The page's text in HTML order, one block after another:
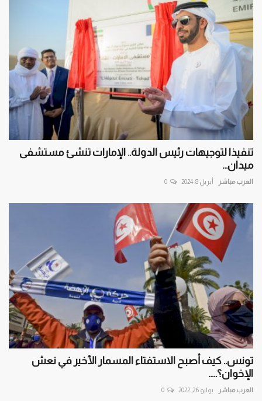
تنفيذا لتوجيهات رئيس الدولة.. الإمارات تنشئ مستشفى
ميدان...
العرب مباشر أبريل 8, 2024 0
تونس.. كيف أصبح الاستفتاء المسمار الأخير في نعش
الإخوان؟.....
العرب مباشر يوليو 26, 2022 0